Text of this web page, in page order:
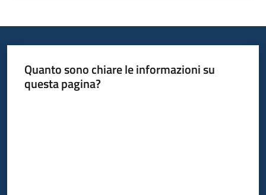
Quanto sono chiare le informazioni su
questa pagina?